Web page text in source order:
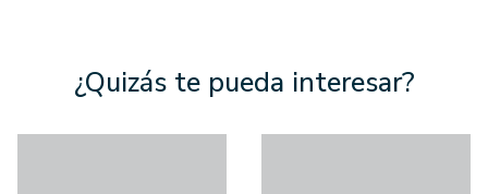
¿Quizás te pueda interesar?